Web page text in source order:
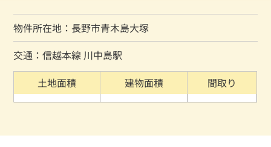
物件所在地：長野市青木島大塚
交通：信越本線 川中島駅
土地面積
建物面積 間取り